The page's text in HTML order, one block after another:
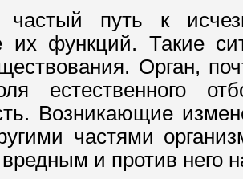
путь к
их функций. Такие
Орган,
естественного
Возникающие
частями
и против него